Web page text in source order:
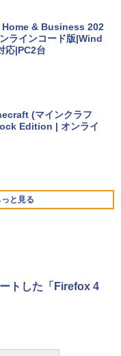
5
512GB/ホワイト) FM
& Business 202
ラインコード版|Wind
応|PC2台
(マインクラフ
Edition | オンライ
と見る
式テキスト 第４版
に優しい、かさばら
ンチディスプレイ電子
チャ、16GB、広告な
トした「Firefox 4